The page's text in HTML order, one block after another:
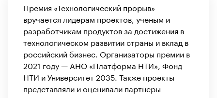
Премия «Технологический прорыв»
вручается лидерам проектов, ученым и
разработчикам продуктов за достижения в
технологическом развитии страны и вклад в
российский бизнес. Организаторы премии в
2021 году — АНО «Платформа НТИ», Фонд
НТИ и Университет 2035. Также проекты
представляли и оценивали партнеры